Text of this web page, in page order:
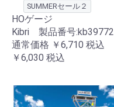
SUMMERセール２
HOゲージ
Kibri 製品番号:kb39772
通常価格 ￥6,710 税込
￥6,030 税込